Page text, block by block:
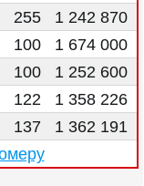
255
1 242 870
100
1 674 000
100
1 252 600
122
1 358 226
137
1 362 191